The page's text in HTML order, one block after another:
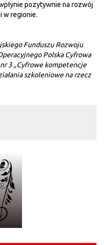
pozytywnie na rozwój
w regionie.
Funduszu Rozwoju
Polska Cyfrowa
3 „Cyfrowe kompetencje
szkoleniowe na rzecz